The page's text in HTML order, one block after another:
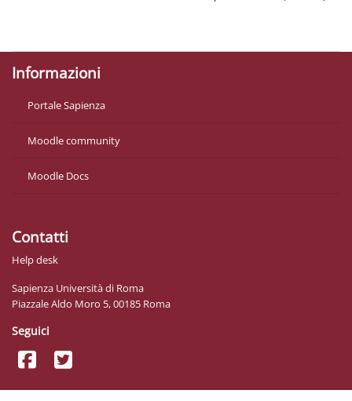
Informazioni
Portale Sapienza
Moodle community
Moodle Docs
Contatti
Help desk
Sapienza Università di Roma
Piazzale Aldo Moro 5, 00185 Roma
Seguici